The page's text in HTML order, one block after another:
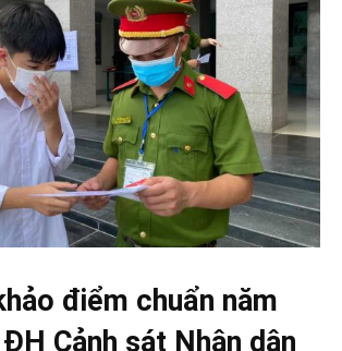
điểm chuẩn năm
Cảnh sát Nhân dân